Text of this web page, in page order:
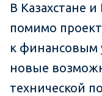
В Казахстане
помимо
к финансовым
новые
технической